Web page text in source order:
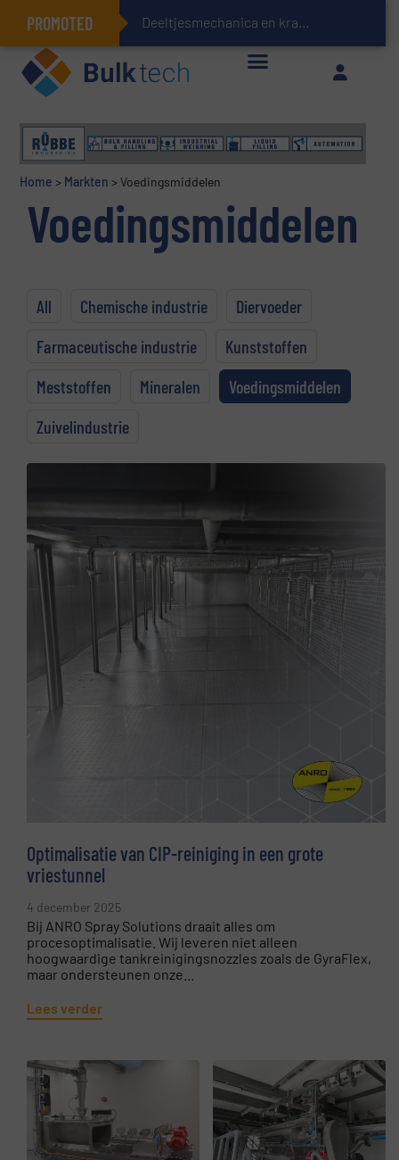
PROMOTED Deeltjesmechanica en krachtnetwerken in stortgoederen
Geïntegreerde doserings- en weegsystemen: Efficiëntie, kwaliteit en duurzaamheid in één oogopslag
Home > Markten >Voedingsmiddelen
Voedingsmiddelen
All Chemische industrie
Diervoeder
Farmaceutische industrie
Kunststoffen
Meststoffen
Mineralen
Voedingsmiddelen
Zuivelindustrie
Optimalisatie van CIP-reiniging in een grote
vriestunnel
4 december 2025
Bij ANRO Spray Solutions draait alles om
procesoptimalisatie. Wij leveren niet alleen
hoogwaardige tankreinigingsnozzles zoals de GyraFlex,
maar ondersteunen onze...
Lees verder